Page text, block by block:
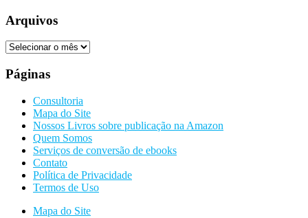
Arquivos
Arquivos
Páginas
Consultoria
Mapa do Site
Nossos Livros sobre publicação na Amazon
Quem Somos
Serviços de conversão de ebooks
Contato
Política de Privacidade
Termos de Uso
Mapa do Site